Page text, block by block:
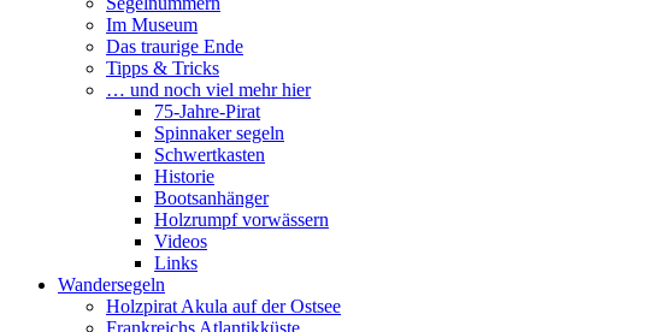
Im Museum
Das traurige Ende
Tipps & Tricks
… und noch viel mehr hier
75-Jahre-Pirat
Spinnaker segeln
Schwertkasten
Historie
Bootsanhänger
Holzrumpf vorwässern
Videos
Links
Wandersegeln
Holzpirat Akula auf der Ostsee